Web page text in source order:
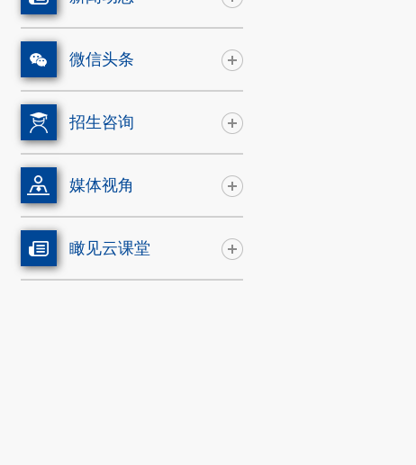
微信头条
招生咨询
媒体视角
瞰见云课堂